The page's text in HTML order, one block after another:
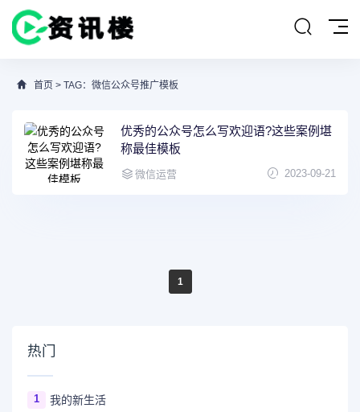
首页 > TAG：微信公众号推广模板
优秀的公众号怎么写欢迎语?这些案例堪
称最佳模板
微信运营 2023-09-21
1
热门
1 我的新生活